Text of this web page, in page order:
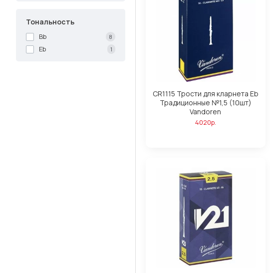
Тональность
Bb 8
Eb 1
CR1115 Трости для кларнета Eb
Традиционные №1,5 (10шт)
Vandoren
4020р.